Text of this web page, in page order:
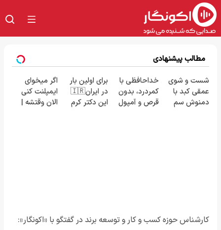
مطالب پیشنهادی
شست و شوی
عمقی کبد با
دمنوش سم
خداحافظی با
کمردرد، بدون
قرص و آمپول
برای اولین بار
در ایران🇮🇷
این دکتر کرم
اگر میخوای
ایمپلنت کنی
الان وقتشه |
کارشناس حوزه کسب و کار و توسعه برند در گفتگو با «اکونگار»: